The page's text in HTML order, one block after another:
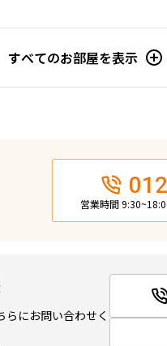
すべてのお部屋を表示
営業時間
にお問い合わせく